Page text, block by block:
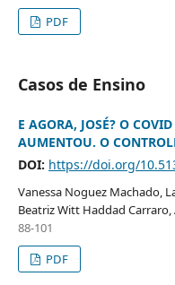
PDF
Casos de Ensino
E AGORA, JOSÉ? O
AUMENTOU. O
DOI: https://doi.org/
Vanessa Noguez Machado,
Beatriz Witt Haddad Carraro,
88-101
PDF